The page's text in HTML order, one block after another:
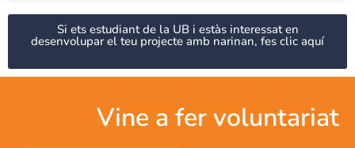
Si ets estudiant de la UB i estàs interessat en
desenvolupar el teu projecte amb narinan, fes clic aquí
Vine a fer voluntariat